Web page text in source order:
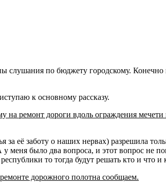
слушания по бюджету городскому.
к основному рассказу.
ремонт дороги вдоль ограждения мечети
её заботу о наших нервах) разрешила
меня было два вопроса, и этот вопрос не
то тогда будут решать кто и что и
дорожного полотна сообщаем.